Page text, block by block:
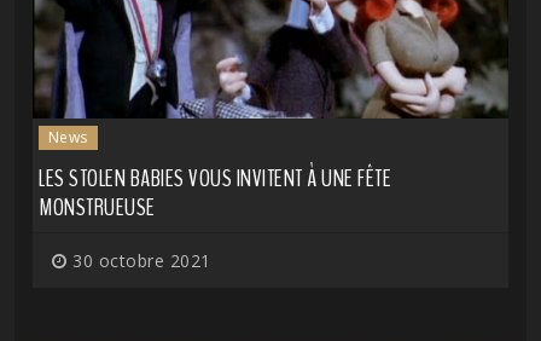
News
LES STOLEN BABIES VOUS INVITENT À UNE FÊTE
MONSTRUEUSE
30 octobre 2021